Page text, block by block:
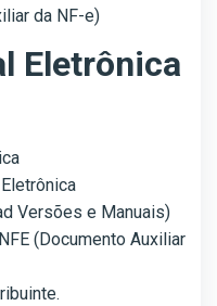
da NF-e)
Eletrônica
Versões e Manuais)
(Documento Auxiliar